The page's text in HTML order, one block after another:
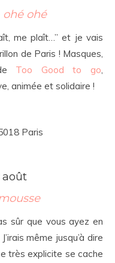
ohé
me plaît…” et je vais
de Paris ! Masques,
Too Good to go
animée et solidaire !
Paris
août
sûr que vous ayez en
même jusqu’à dire
très explicite se cache